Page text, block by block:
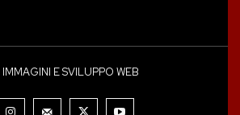
E SVILUPPO WEB